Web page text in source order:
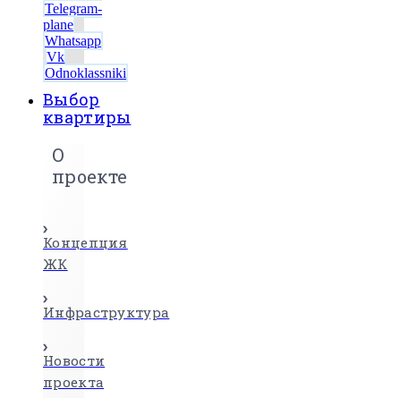
Telegram-
plane
Whatsapp
Vk
Odnoklassniki
Выбор
квартиры
О
проекте
Концепция
ЖК
Инфраструктура
Новости
проекта